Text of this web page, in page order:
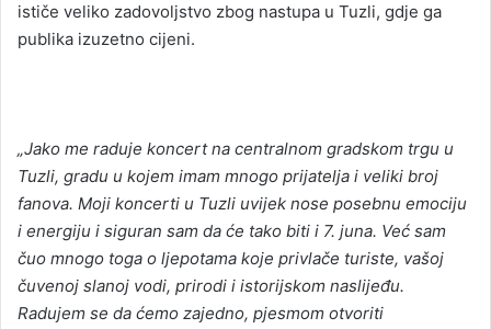
ističe veliko zadovoljstvo zbog nastupa u Tuzli, gdje ga
publika izuzetno cijeni.
„Jako me raduje koncert na centralnom gradskom trgu u
Tuzli, gradu u kojem imam mnogo prijatelja i veliki broj
fanova. Moji koncerti u Tuzli uvijek nose posebnu emociju
i energiju i siguran sam da će tako biti i 7. juna. Već sam
čuo mnogo toga o ljepotama koje privlače turiste, vašoj
čuvenoj slanoj vodi, prirodi i istorijskom naslijeđu.
Radujem se da ćemo zajedno, pjesmom otvoriti